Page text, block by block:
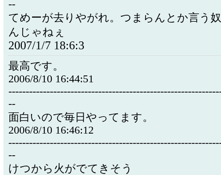
--
てめーが去りやがれ。つまらんとか言う
んじゃねぇ
2007/1/7 18:6:3
最高です。
2006/8/10 16:44:51
--
面白いので毎日やってます。
2006/8/10 16:46:12
--
けつから火がでてきそう